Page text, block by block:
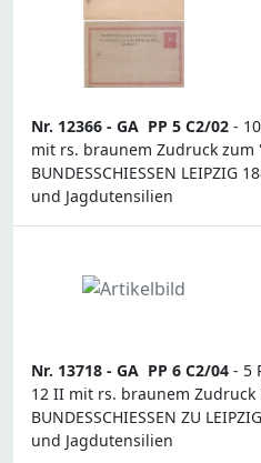
Nr. 12366 - GA PP 5 C2/02 -
mit rs. braunem Zudruck zum
BUNDESSCHIESSEN LEIPZIG
und Jagdutensilien
Nr. 13718 - GA PP 6 C2/04 - 5
12 II mit rs. braunem Zudruck
BUNDESSCHIESSEN ZU
und Jagdutensilien